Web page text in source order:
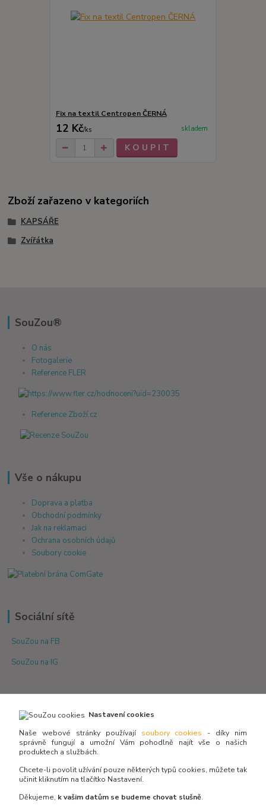
Fix na textil Centropen ČERNÁ
12 Kč/ks skladem
K O U P I T
Zboží zařazeno v kategoriích
KAPSÁŘE
Zvířátka
SouZou®
O nás
Fotogalerie
Reference FLER
Reference Zboží.cz
Vše o nákupu
Doprava a platba
Obchodní podmínky
Jak na reklamaci
Ochrana osobních údajů
Soubory cookie
Sociální sítě
SouZou na FB
SouZou na IG
Není skladem? Potřebujete poradit s výběrem?
Zeptejte se:
Nastavení cookies
Naše webové stránky používají soubory cookies - díky nim
správně fungují a umožní Vám pohodlně najít vše o našich
produktech a službách.
Chcete-li povolit užívání pouze některých typů cookies, můžete tak
učinit kliknutím na tlačítko Nastavení.
Děkujeme, k vašim datům se budeme chovat slušně.